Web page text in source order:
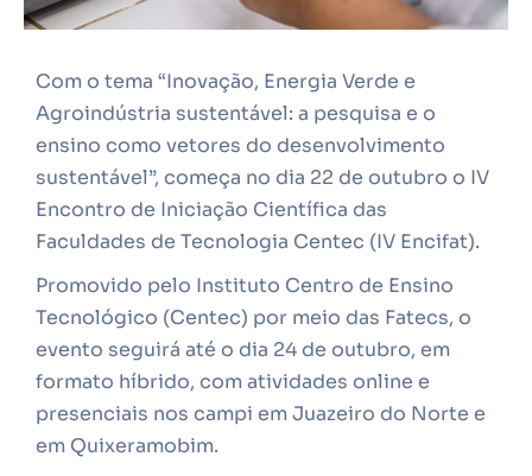
Com o tema “Inovação, Energia Verde e
Agroindústria sustentável: a pesquisa e o
ensino como vetores do desenvolvimento
sustentável”, começa no dia 22 de outubro o IV
Encontro de Iniciação Científica das
Faculdades de Tecnologia Centec (IV Encifat).
Promovido pelo Instituto Centro de Ensino
Tecnológico (Centec) por meio das Fatecs, o
evento seguirá até o dia 24 de outubro, em
formato híbrido, com atividades online e
presenciais nos campi em Juazeiro do Norte e
em Quixeramobim.